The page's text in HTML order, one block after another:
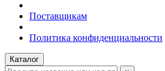
Поставщикам
Политика конфиденциальности
Каталог